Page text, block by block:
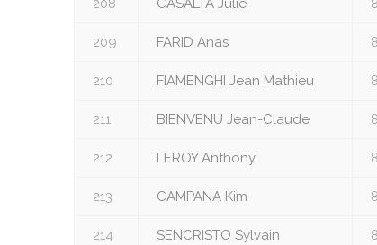
208 CASALTA Julie
209 FARID Anas
210 FIAMENGHI Jean Mathieu
211 BIENVENU Jean-Claude
212 LEROY Anthony
213 CAMPANA Kim
214 SENCRISTO Sylvain